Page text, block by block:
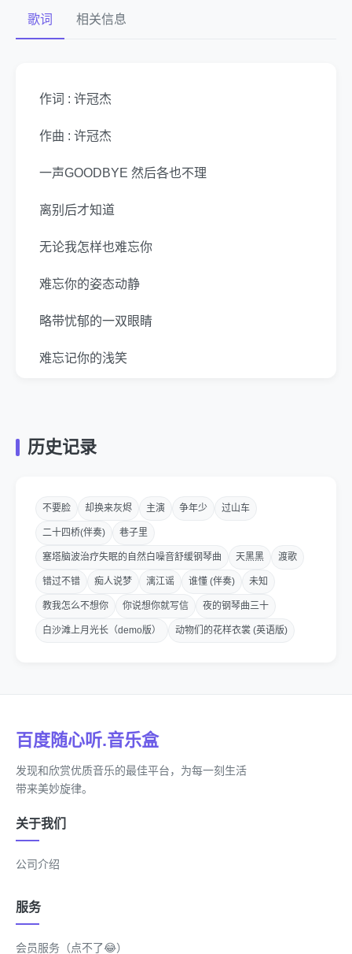
歌词 相关信息
作词 : 许冠杰
作曲 : 许冠杰
一声GOODBYE 然后各也不理
离别后才知道
无论我怎样也难忘你
难忘你的姿态动静
略带忧郁的一双眼睛
难忘记你的浅笑
夜看星星一粒粒去数
在雨中狂然起舞
越想忘掉你 越难忘掉你
我悔恨我悔恨我悔恨把你欺
像春天 像阳光照
和那离别匆匆的背影
历史记录
不要脸 却换来灰烬 主演 争年少 过山车
二十四桥(伴奏) 巷子里
塞塔脑波治疗失眠的自然白噪音舒缓钢琴曲 天黑黑 渡歌
错过不错 痴人说梦 漓江谣 谁懂 (伴奏) 未知
教我怎么不想你 你说想你就写信 夜的钢琴曲三十
白沙滩上月光长（demo版） 动物们的花样衣裳 (英语版)
百度随心听.音乐盒
发现和欣赏优质音乐的最佳平台，为每一刻生活
带来美妙旋律。
关于我们
公司介绍
服务
会员服务（点不了😂）